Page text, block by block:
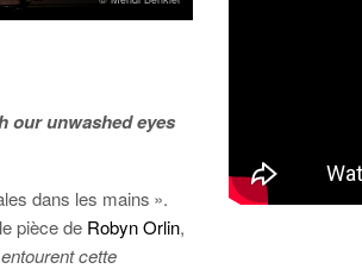
our unwashed eyes
dans les mains ».
pièce de Robyn Orlin,
cette